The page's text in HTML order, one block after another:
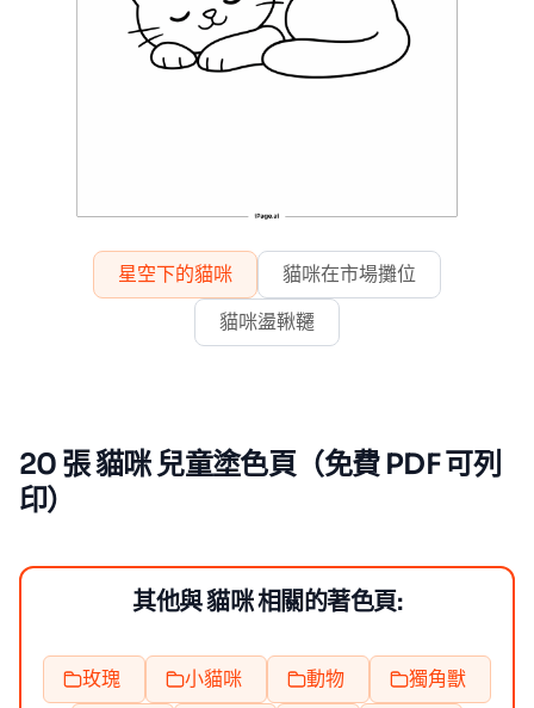
星空下的貓咪
貓咪在市場攤位
貓咪盪鞦韆
20 張 貓咪 兒童塗色頁（免費 PDF 可列
印）
其他與 貓咪 相關的著色頁:
玫瑰 小貓咪 動物
獨角獸